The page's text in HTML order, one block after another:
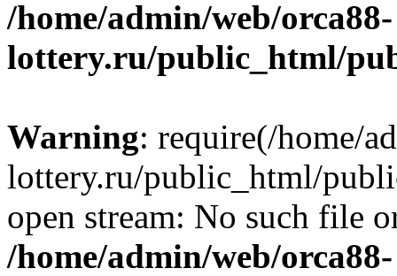
/home/admin/web/orca88-
lottery.ru/public_html/
Warning: require(/home/
lottery.ru/public_html/
open stream: No such file
/home/admin/web/orca88-